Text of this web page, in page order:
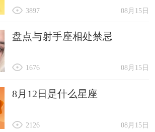
08月15日
3897
盘点与射手座相处禁忌
08月15日
1676
8月12日是什么星座
08月15日
2126